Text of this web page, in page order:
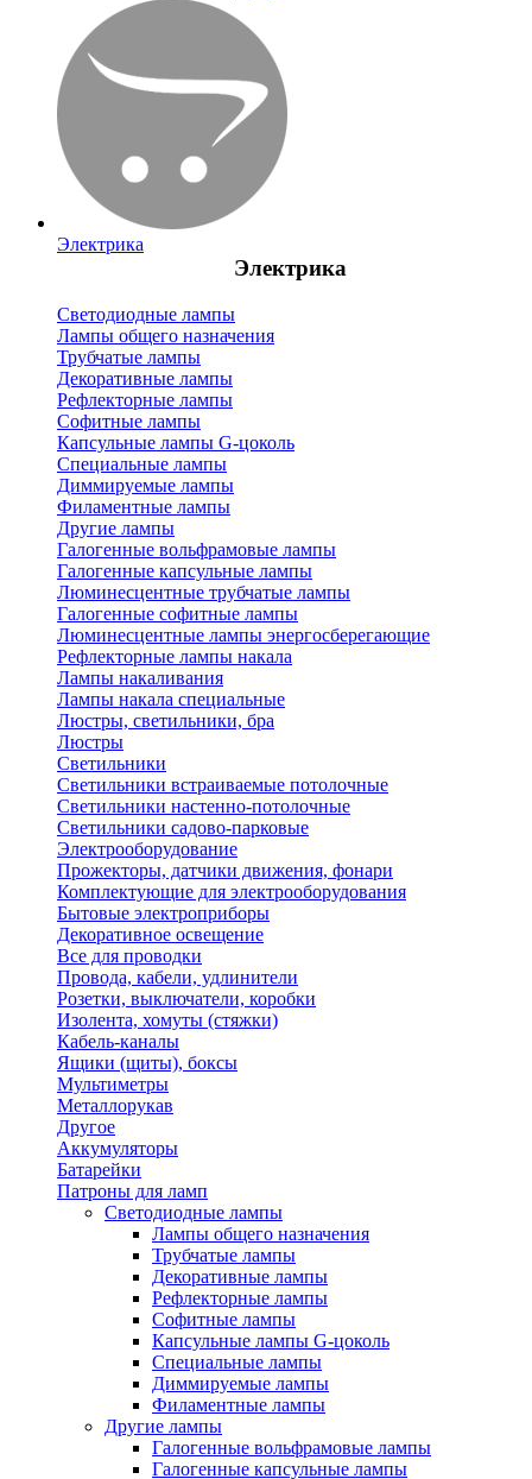
Электрика
Электрика
Светодиодные лампы
Лампы общего назначения
Трубчатые лампы
Декоративные лампы
Рефлекторные лампы
Софитные лампы
Капсульные лампы G-цоколь
Специальные лампы
Диммируемые лампы
Филаментные лампы
Другие лампы
Галогенные вольфрамовые лампы
Галогенные капсульные лампы
Люминесцентные трубчатые лампы
Галогенные софитные лампы
Люминесцентные лампы энергосберегающие
Рефлекторные лампы накала
Лампы накаливания
Лампы накала специальные
Люстры, светильники, бра
Люстры
Светильники
Светильники встраиваемые потолочные
Светильники настенно-потолочные
Светильники садово-парковые
Электрооборудование
Прожекторы, датчики движения, фонари
Комплектующие для электрооборудования
Бытовые электроприборы
Декоративное освещение
Все для проводки
Провода, кабели, удлинители
Розетки, выключатели, коробки
Изолента, хомуты (стяжки)
Кабель-каналы
Ящики (щиты), боксы
Мультиметры
Металлорукав
Другое
Аккумуляторы
Батарейки
Патроны для ламп
Светодиодные лампы
Лампы общего назначения
Трубчатые лампы
Декоративные лампы
Рефлекторные лампы
Софитные лампы
Капсульные лампы G-цоколь
Специальные лампы
Диммируемые лампы
Филаментные лампы
Другие лампы
Галогенные вольфрамовые лампы
Галогенные капсульные лампы